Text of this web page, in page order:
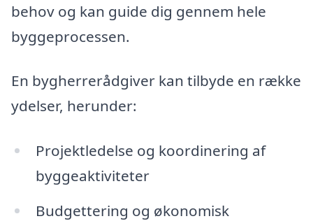
behov og kan guide dig gennem hele
byggeprocessen.
En bygherrerådgiver kan tilbyde en række
ydelser, herunder:
Projektledelse og koordinering af
byggeaktiviteter
Budgettering og økonomisk